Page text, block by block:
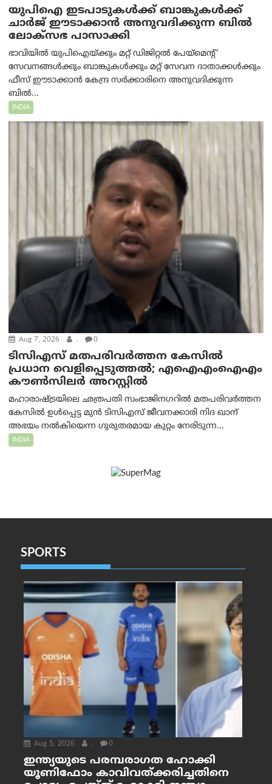
യുപിഐ ഇടപാടുകൾക്ക് ബാങ്കുകൾക്ക്
ചാർജ് ഈടാക്കാൻ അനുവദിക്കുന്ന ബിൽ
ലോക്‌സഭ പാസാക്കി
ഭാവിയിൽ യുപിഐയ്ക്കും മറ്റ് ഡിജിറ്റൽ പേയ്‌മെന്റ്
സേവനങ്ങൾക്കും ബാങ്കുകൾക്കും മറ്റ് സേവന ദാതാക്കൾക്കും
ഫീസ് ഈടാക്കാൻ കേന്ദ്ര സർക്കാരിനെ അനുവദിക്കുന്ന
ബിൽ...
INDIA
Aug 7, 2026 . 0
ടിസിഎസ് മതപരിവർത്തന കേസിൽ
പ്രധാന വെളിപ്പെടുത്തൽ; എഐഎംഐഎം
കൗൺസിലർ അറസ്റ്റിൽ
മഹാരാഷ്ട്രയിലെ ഛത്രപതി സംഭാജിനഗറിൽ മതപരിവർത്തന
കേസിൽ ഉൾപ്പെട്ട മുൻ ടിസിഎസ് ജീവനക്കാരി നിദ ഖാന്
അഭയം നൽകിയെന്ന ഗുരുതരമായ കുറ്റം നേരിടുന്ന...
INDIA
SPORTS
Aug 5, 2026 . 0
ഇന്ത്യയുടെ പരമ്പരാഗത ഹോക്കി
യൂണിഫോം കാവിവത്ക്കരിച്ചതിനെ